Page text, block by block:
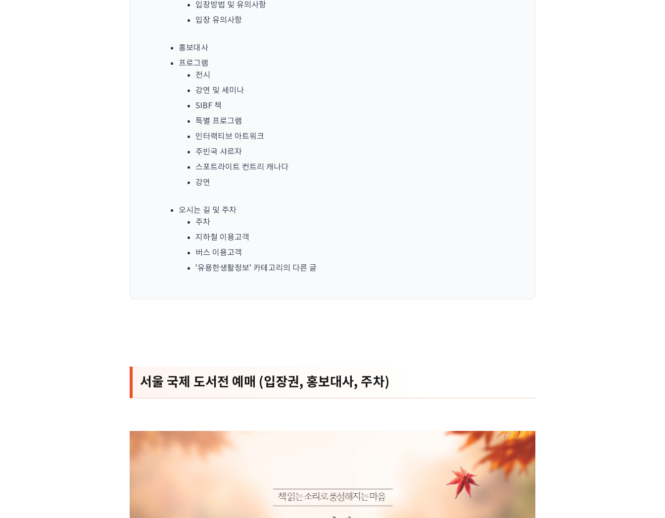
입장방법 및 유의사항
입장 유의사항
홍보대사
프로그램
전시
강연 및 세미나
SIBF 책
특별 프로그램
인터랙티브 아트워크
주빈국 샤르자
스포트라이트 컨트리 캐나다
강연
오시는 길 및 주차
주차
지하철 이용고객
버스 이용고객
'유용한생활정보' 카테고리의 다른 글
서울 국제 도서전 예매 (입장권, 홍보대사, 주차)